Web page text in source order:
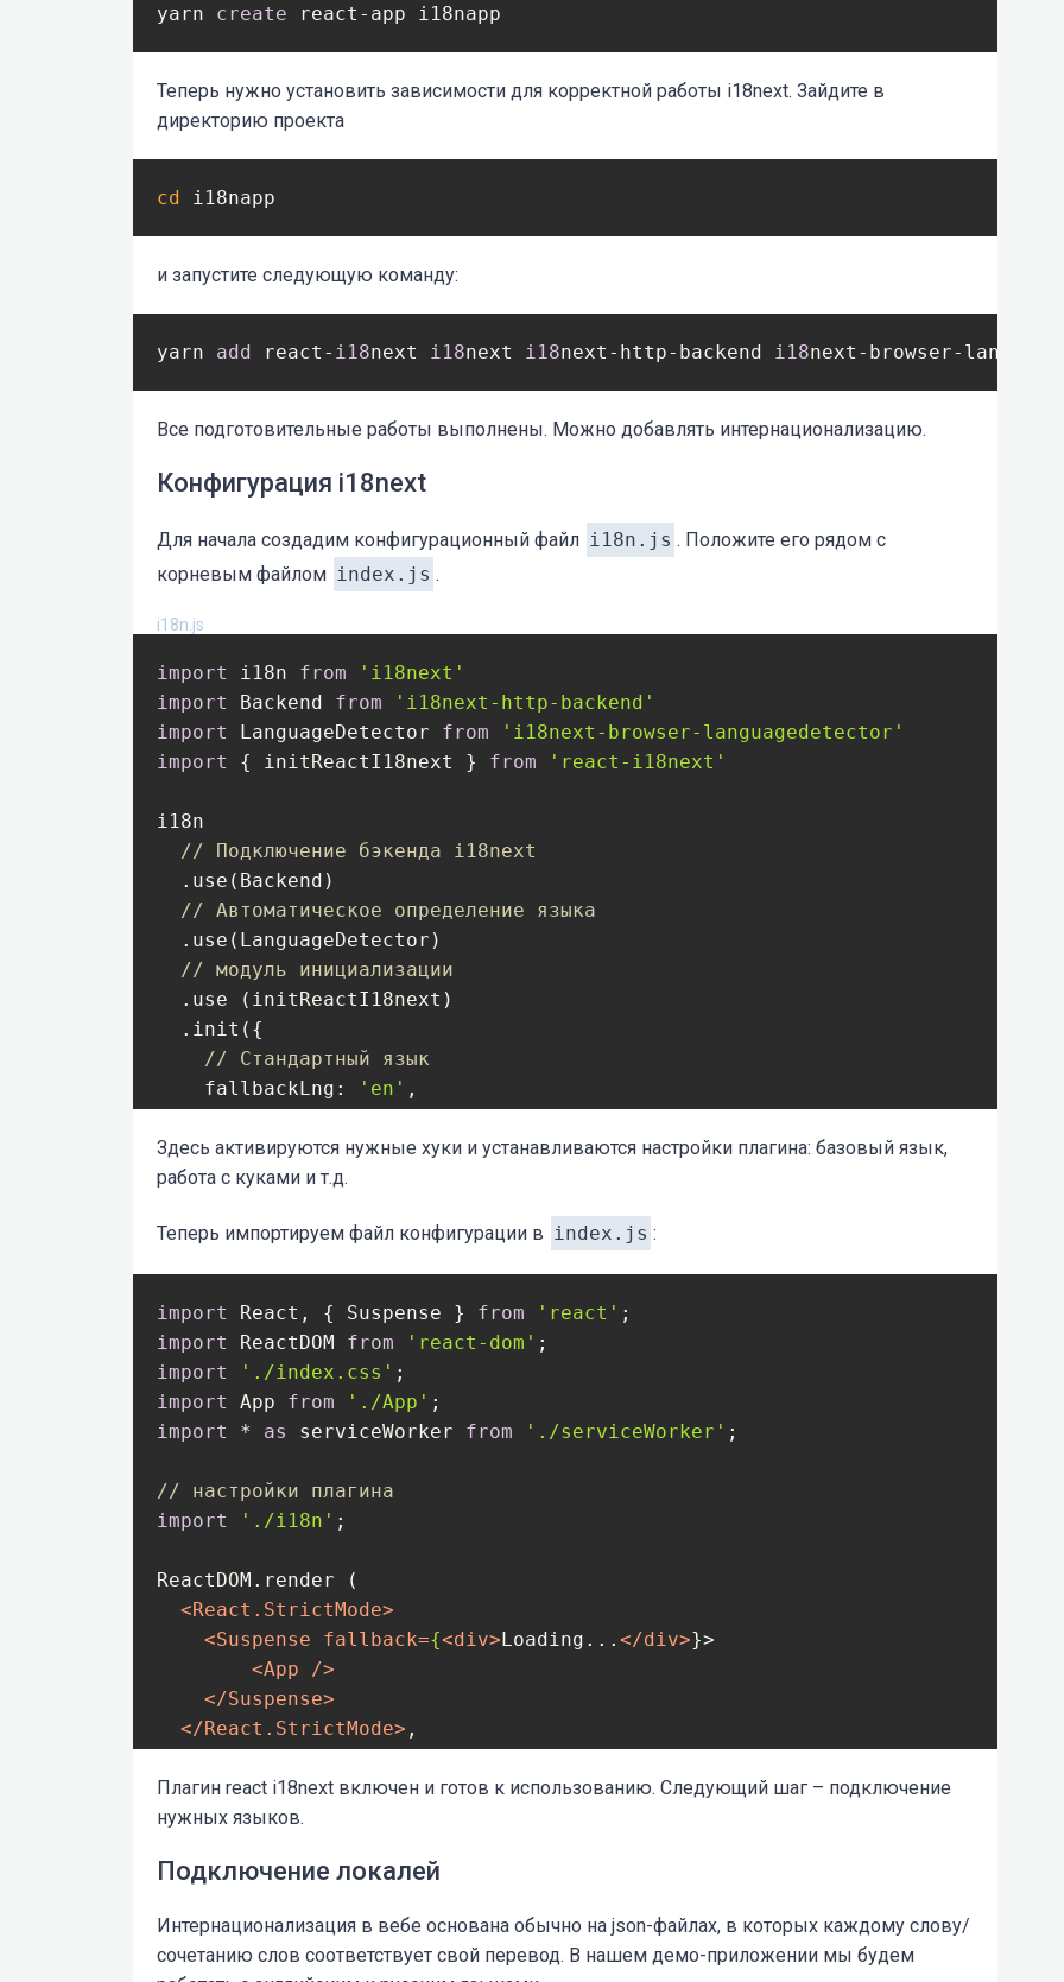
yarn create react-app i18napp
Теперь нужно установить зависимости для корректной работы i18next. Зайдите в
директорию проекта
cd i18napp
и запустите следующую команду:
yarn add react- i18next i18next i18next-http-backend i18next-browser-
Все подготовительные работы выполнены. Можно добавлять интернационализацию.
Конфигурация i18next
Для начала создадим конфигурационный файл i18n.js . Положите его рядом с
корневым файлом index.js .
i18n.js
import i18n from
'i18next'
import
Backend from
'i18next-http-backend'
import
LanguageDetector from
'i18next-browser-languagedetector'
import
{ initReactI18next } from 'react-i18next'
i18n
// Подключение бэкенда i18next
  .use(Backend)
// Автоматическое определение языка
  .use(LanguageDetector)
// модуль инициализации
  .use (initReactI18next)
  .init({
// Стандартный язык
fallbackLng : 'en' ,
// Распознавание и кэширование языковых кук
detection: {
cache: ['cookie']
escapeValue: false
    }
  })
export default i18n;
Здесь активируются нужные хуки и устанавливаются настройки плагина: базовый язык,
работа с куками и т.д.
Теперь импортируем файл конфигурации в index.js :
import React, { Suspense } from 'react'
import
ReactDOM from 'react-dom'
import
'./index.css'
import
App from './App'
import
* as serviceWorker from './serviceWorker' ;
// настройки плагина
import
'./i18n' ;
ReactDOM.render (
<React.StrictMode>
<Suspense fallback={<div>Loading... </div>}>
<App />
</Suspense>
</React.StrictMode> ,
);
Плагин react i18next включен и готов к использованию. Следующий шаг – подключение
нужных языков.
Подключение локалей
Интернационализация в вебе основана обычно на json-файлах, в которых каждому слову/
сочетанию слов соответствует свой перевод. В нашем демо-приложении мы будем